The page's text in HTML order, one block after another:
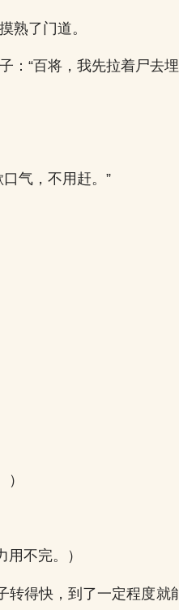
熟了门道。
：“百将，我先拉着尸去
气，不用赶。”
不完。）
转得快，到了一定程度就